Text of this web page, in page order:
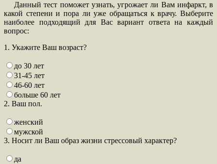
Данный тест поможет узнать, угрожает ли Вам инфаркт, в
какой степени и пора ли уже обращаться к врачу. Выберите
наиболее подходящий для Вас вариант ответа на каждый
вопрос:
1. Укажите Ваш возраст?
до 30 лет
31-45 лет
46-60 лет
больше 60 лет
2. Ваш пол.
женский
мужской
3. Носит ли Ваш образ жизни стрессовый характер?
да